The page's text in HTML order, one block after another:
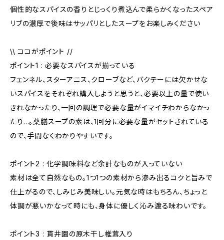
個性的なスパイスの香りとじっくり煮込んで柔らかくなったスペア
リブの濃厚で後味はサッパリとしたスープをお楽しみください
\\ ココがポイント //
ポイント1 : 必要なスパイスが揃っている
フェンネル、スターアニス、クローブなど、バクテーには欠かせな
いスパイスをそれぞれ購入しようと思うと、必要以上の量で使い
きれなかったり、一回の調理で必要な量がイマイチわからなかっ
たり…。薬膳スープの素は、1回分に必要な量がセットされている
ので、手間なくわかりやすいです。
ポイント2 : 化学調味料など余計なものが入っていない
素材は全て自然なもの。1つ1つの素材から滲み出るコクと旨みで
仕上がるので、しみじみ美味しい。元気な時はもちろん、ちょっと
体調が悪いかなって時にも、身体に優しく沁み渡る味わいです。
ポイント3 : 貫井園の原木干し椎茸入り